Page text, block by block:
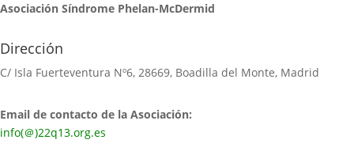
Asociación Síndrome Phelan-McDermid
Dirección
C/ Isla Fuerteventura Nº6, 28669, Boadilla del Monte, Madrid
Email de contacto de la Asociación:
info(＠)22q13.org.es